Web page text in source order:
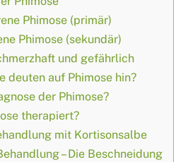
Phimose (primär)
Phimose (sekundär)
und gefährlich
deuten auf Phimose hin?
der Phimose?
therapiert?
mit Kortisonsalbe
– Die Beschneidung